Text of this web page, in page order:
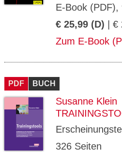
E-Book
€ 25,99 (D) | €
Zum E-Book
PDF BUCH
Susanne Klein
326 Seiten